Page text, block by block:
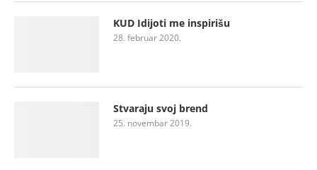
KUD Idijoti me inspirišu
28. februar 2020.
Stvaraju svoj brend
25. novembar 2019.